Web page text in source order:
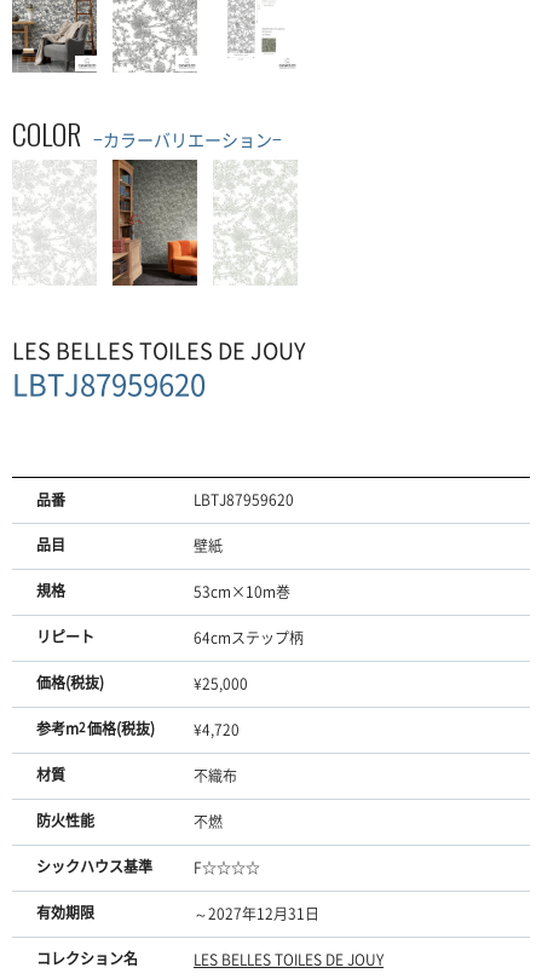
COLOR −カラーバリエーション−
LES BELLES TOILES DE JOUY
LBTJ87959620
品番 LBTJ87959620
品目 壁紙
規格 53cm×10m巻
リピート 64cmステップ柄
価格(税抜) ¥25,000
参考m2価格(税抜) ¥4,720
材質 不織布
防火性能 不燃
シックハウス基準 F☆☆☆☆
有効期限 ～2027年12月31日
コレクション名 LES BELLES TOILES DE JOUY